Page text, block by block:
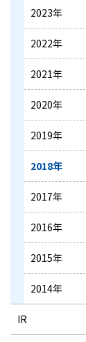
2023年
2022年
2021年
2020年
2019年
2018年
2017年
2016年
2015年
2014年
IR